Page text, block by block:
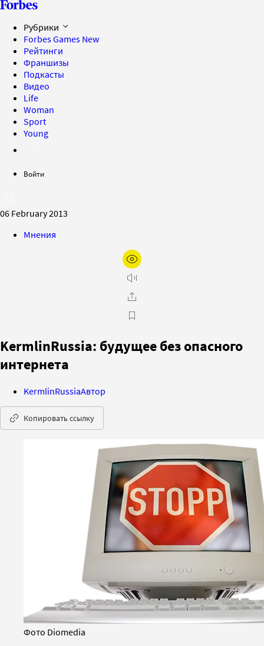
Рубрики
Forbes Games New
Рейтинги
Франшизы
Подкасты
Видео
Life
Woman
Sport
Young
Войти
06 February 2013
Мнения
KermlinRussia: будущее без опасного
интернета
KermlinRussiaАвтор
Копировать ссылку
Фото Diomedia